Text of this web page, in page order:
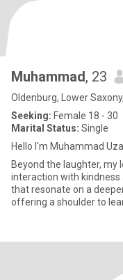
Muhammad, 23
Oldenburg, Lower
Seeking: Female 18 - 30
Marital Status: Single
Hello I'm Muhammad
Beyond the laughter, my
interaction with kindness
that resonate on a
offering a shoulder to